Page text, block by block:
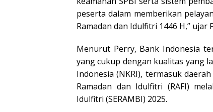
peserta dalam memberikan
Ramadan dan Idulfitri 1446 H,” ujar
Menurut Perry, Bank Indonesia
yang cukup dengan kualitas yang
Indonesia (NKRI), termasuk
Ramadan dan Idulfitri (RAFI)
Idulfitri (SERAMBI) 2025.